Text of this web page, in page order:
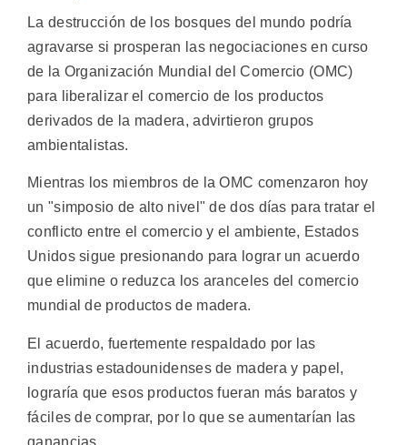
La destrucción de los bosques del mundo podría
agravarse si prosperan las negociaciones en curso
de la Organización Mundial del Comercio (OMC)
para liberalizar el comercio de los productos
derivados de la madera, advirtieron grupos
ambientalistas.
Mientras los miembros de la OMC comenzaron hoy
un "simposio de alto nivel" de dos días para tratar el
conflicto entre el comercio y el ambiente, Estados
Unidos sigue presionando para lograr un acuerdo
que elimine o reduzca los aranceles del comercio
mundial de productos de madera.
El acuerdo, fuertemente respaldado por las
industrias estadounidenses de madera y papel,
lograría que esos productos fueran más baratos y
fáciles de comprar, por lo que se aumentarían las
ganancias.